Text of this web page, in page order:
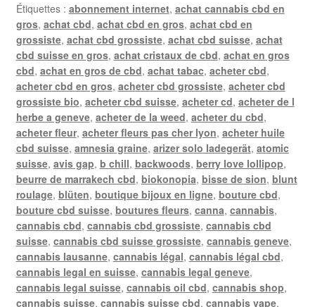
Étiquettes : abonnement internet, achat cannabis cbd en
gros, achat cbd, achat cbd en gros, achat cbd en
grossiste, achat cbd grossiste, achat cbd suisse, achat
cbd suisse en gros, achat cristaux de cbd, achat en gros
cbd, achat en gros de cbd, achat tabac, acheter cbd,
acheter cbd en gros, acheter cbd grossiste, acheter cbd
grossiste bio, acheter cbd suisse, acheter cd, acheter de l
herbe a geneve, acheter de la weed, acheter du cbd,
acheter fleur, acheter fleurs pas cher lyon, acheter huile
cbd suisse, amnesia graine, arizer solo ladegerät, atomic
suisse, avis gap, b chill, backwoods, berry love lollipop,
beurre de marrakech cbd, biokonopia, bisse de sion, blunt
roulage, blüten, boutique bijoux en ligne, bouture cbd,
bouture cbd suisse, boutures fleurs, canna, cannabis,
cannabis cbd, cannabis cbd grossiste, cannabis cbd
suisse, cannabis cbd suisse grossiste, cannabis geneve,
cannabis lausanne, cannabis légal, cannabis légal cbd,
cannabis legal en suisse, cannabis legal geneve,
cannabis legal suisse, cannabis oil cbd, cannabis shop,
cannabis suisse, cannabis suisse cbd, cannabis vape,